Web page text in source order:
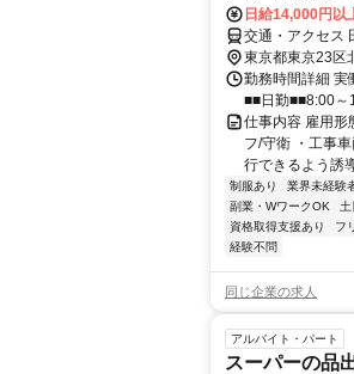
日給14,000円以
交通・アクセス
東京都東京23区
勤務時間詳細 実
■■日勤■■8:00～
仕事内容 雇用形
フ/守衛 ・工事
行できるよう
制服あり 業界未経験
副業・WワークOK
資格取得支援あり
フ
経験不問
同じ企業の求人
アルバイト・パート
スーパーの品